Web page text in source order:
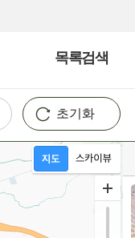
목록검색
초기화